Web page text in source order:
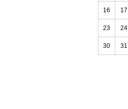
16 17
23 24
30 31